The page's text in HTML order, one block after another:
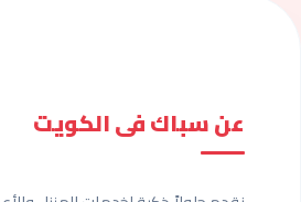
عن سباك فى الكويت